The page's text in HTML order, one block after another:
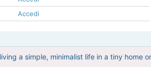
Accedi
a simple, minimalist life in a tiny home